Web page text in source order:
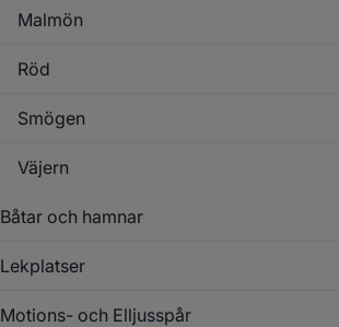
Malmön
Röd
Smögen
Väjern
Båtar och hamnar
Lekplatser
Motions- och Elljusspår